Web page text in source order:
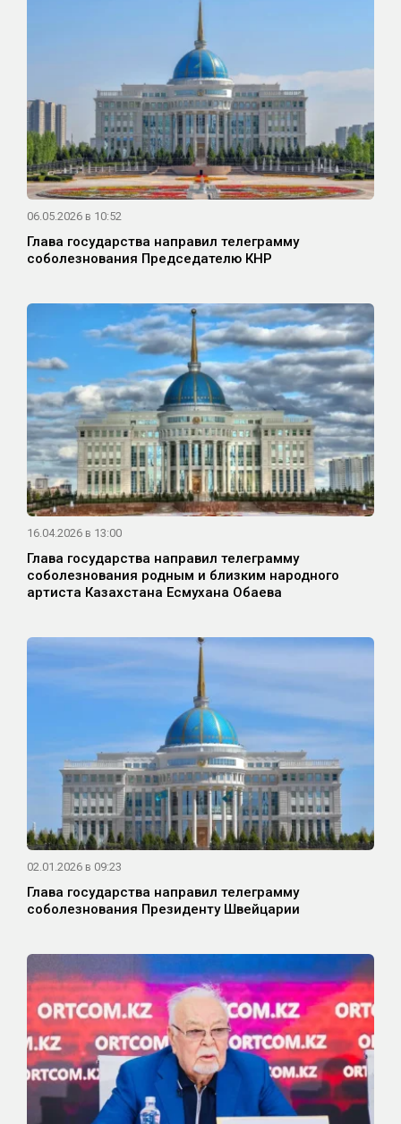
06.05.2026 в 10:52
Глава государства направил телеграмму
соболезнования Председателю КНР
16.04.2026 в 13:00
Глава государства направил телеграмму
соболезнования родным и близким народного
артиста Казахстана Есмухана Обаева
02.01.2026 в 09:23
Глава государства направил телеграмму
соболезнования Президенту Швейцарии